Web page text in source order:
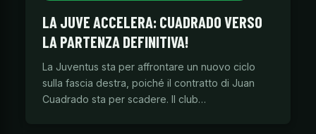
LA JUVE ACCELERA: CUADRADO VERSO
LA PARTENZA DEFINITIVA!
La Juventus sta per affrontare un nuovo ciclo
sulla fascia destra, poiché il contratto di Juan
Cuadrado sta per scadere. Il club…